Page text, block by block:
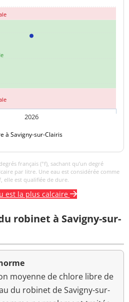
à Savigny-sur-Clairis
2026
français (°f), sachant qu’un degré
par litre. Une eau est considérée comme
elle est qualifiée de dure.
est la plus calcaire
robinet à Savigny-sur-
moyenne de chlore libre de
du robinet de Savigny-sur-